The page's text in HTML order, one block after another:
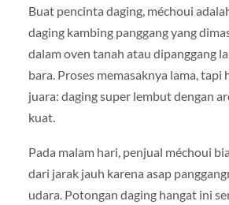
Buat pencinta daging, méchoui
daging kambing panggang yang
dalam oven tanah atau dipanggang
bara. Proses memasaknya lama, tapi
juara: daging super lembut dengan
kuat.
Pada malam hari, penjual méchoui
dari jarak jauh karena asap
udara. Potongan daging hangat ini